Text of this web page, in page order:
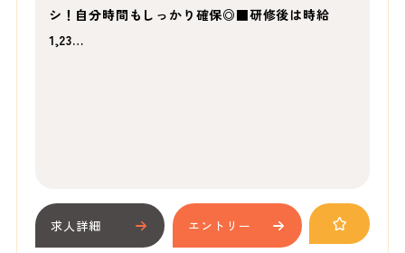
シ！自分時間もしっかり確保◎■研修後は時給
1,23…
求人詳細 エントリー